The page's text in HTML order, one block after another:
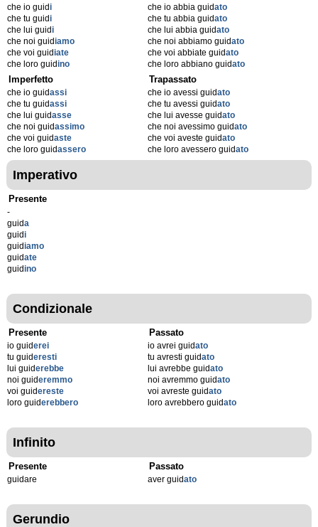
che io guidi
che tu guidi
che lui guidi
che noi guidiamo
che voi guidiate
che loro guidino
che io abbia guidato
che tu abbia guidato
che lui abbia guidato
che noi abbiamo guidato
che voi abbiate guidato
che loro abbiano guidato
Imperfetto
che io guidassi
che tu guidassi
che lui guidasse
che noi guidassimo
che voi guidaste
che loro guidassero
Trapassato
che io avessi guidato
che tu avessi guidato
che lui avesse guidato
che noi avessimo guidato
che voi aveste guidato
che loro avessero guidato
Imperativo
Presente
-
guida
guidi
guidiamo
guidate
guidino
Condizionale
Presente
io guiderei
tu guideresti
lui guiderebbe
noi guideremmo
voi guidereste
loro guiderebbero
Passato
io avrei guidato
tu avresti guidato
lui avrebbe guidato
noi avremmo guidato
voi avreste guidato
loro avrebbero guidato
Infinito
Presente
guidare
Passato
aver guidato
Gerundio